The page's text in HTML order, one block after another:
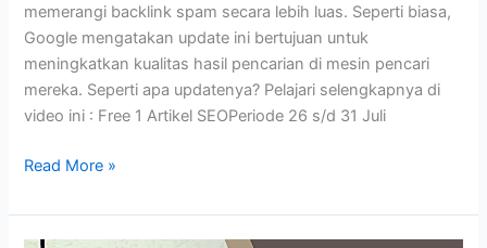
memerangi backlink spam secara lebih luas. Seperti biasa,
Google mengatakan update ini bertujuan untuk
meningkatkan kualitas hasil pencarian di mesin pencari
mereka. Seperti apa updatenya? Pelajari selengkapnya di
video ini : Free 1 Artikel SEOPeriode 26 s/d 31 Juli
Update
Google
Link
Read More »